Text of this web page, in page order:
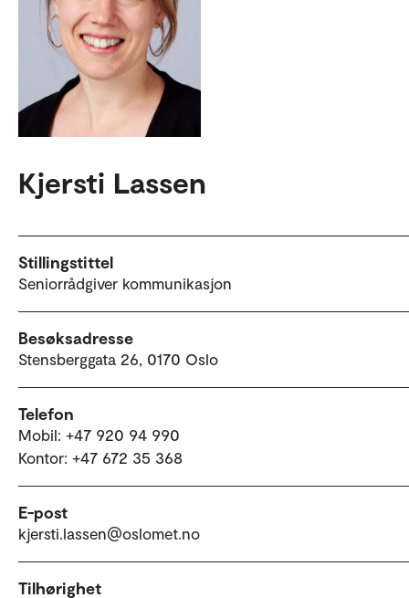
Kjersti Lassen
Stillingstittel
Seniorrådgiver kommunikasjon
Besøksadresse
Stensberggata 26, 0170 Oslo
Telefon
Mobil: +47 920 94 990
Kontor: +47 672 35 368
E-post
kjersti.lassen@oslomet.no
Tilhørighet